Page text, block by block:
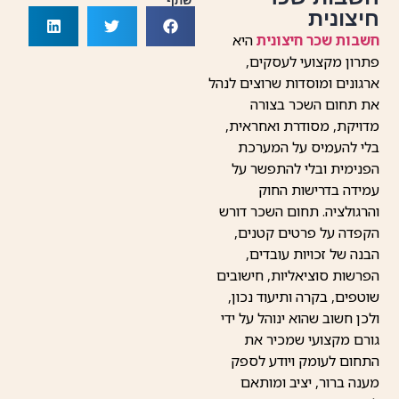
חיצונית
חשבות שכר חיצוניתהיא
פתרון מקצועי לעסקים,
ארגונים ומוסדות שרוצים לנהל
את תחום השכר בצורה
מדויקת, מסודרת ואחראית,
בלי להעמיס על המערכת
הפנימית ובלי להתפשר על
עמידה בדרישות החוק
והרגולציה. תחום השכר דורש
הקפדה על פרטים קטנים,
הבנה של זכויות עובדים,
הפרשות סוציאליות, חישובים
שוטפים, בקרה ותיעוד נכון,
ולכן חשוב שהוא ינוהל על ידי
גורם מקצועי שמכיר את
התחום לעומק ויודע לספק
מענה ברור, יציב ומותאם